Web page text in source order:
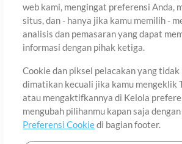
web kami, mengingat preferensi Anda,
situs, dan - hanya jika kamu memilih -
analisis dan pemasaran yang dapat
informasi dengan pihak ketiga.
Cookie dan piksel pelacakan yang
dimatikan kecuali jika kamu mengeklik
atau mengaktifkannya di Kelola
mengubah pilihanmu kapan saja
Preferensi Cookiedi bagian footer.
Negara
Provinsi Bahasa